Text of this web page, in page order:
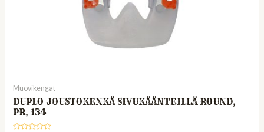
Muovikengät
DUPLO JOUSTOKENKÄ SIVUKÄÄNTEILLÄ ROUND,
PR, 134